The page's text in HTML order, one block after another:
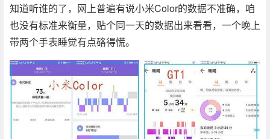
知道听谁的了，网上普遍有说小米Color的数据不准确，咱
也没有标准来衡量，贴个同一天的数据出来看看，一个晚上
带两个手表睡觉有点硌得慌。